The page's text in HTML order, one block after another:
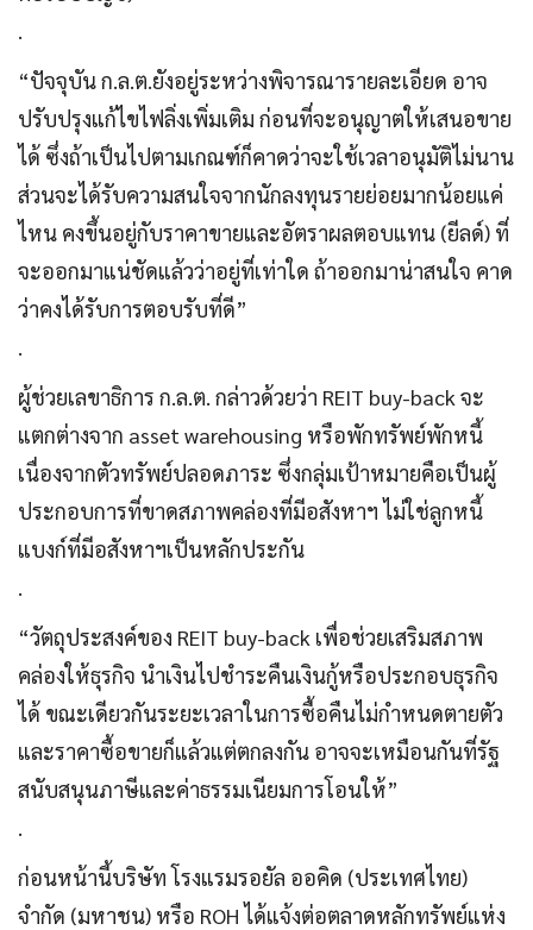
.
“ปัจจุบัน ก.ล.ต.ยังอยู่ระหว่างพิจารณารายละเอียด อาจ
ปรับปรุงแก้ไขไฟลิ่งเพิ่มเติม ก่อนที่จะอนุญาตให้เสนอขาย
ได้ ซึ่งถ้าเป็นไปตามเกณฑ์ก็คาดว่าจะใช้เวลาอนุมัติไม่นาน
ส่วนจะได้รับความสนใจจากนักลงทุนรายย่อยมากน้อยแค่
ไหน คงขึ้นอยู่กับราคาขายและอัตราผลตอบแทน (ยีลด์) ที่
จะออกมาแน่ชัดแล้วว่าอยู่ที่เท่าใด ถ้าออกมาน่าสนใจ คาด
ว่าคงได้รับการตอบรับที่ดี”
.
ผู้ช่วยเลขาธิการ ก.ล.ต. กล่าวด้วยว่า REIT buy-back จะ
แตกต่างจาก asset warehousing หรือพักทรัพย์พักหนี้
เนื่องจากตัวทรัพย์ปลอดภาระ ซึ่งกลุ่มเป้าหมายคือเป็นผู้
ประกอบการที่ขาดสภาพคล่องที่มีอสังหาฯ ไม่ใช่ลูกหนี้
แบงก์ที่มีอสังหาฯเป็นหลักประกัน
.
“วัตถุประสงค์ของ REIT buy-back เพื่อช่วยเสริมสภาพ
คล่องให้ธุรกิจ นำเงินไปชำระคืนเงินกู้หรือประกอบธุรกิจ
ได้ ขณะเดียวกันระยะเวลาในการซื้อคืนไม่กำหนดตายตัว
และราคาซื้อขายก็แล้วแต่ตกลงกัน อาจจะเหมือนกันที่รัฐ
สนับสนุนภาษีและค่าธรรมเนียมการโอนให้”
.
ก่อนหน้านี้บริษัท โรงแรมรอยัล ออคิด (ประเทศไทย)
จำกัด (มหาชน) หรือ ROH ได้แจ้งต่อตลาดหลักทรัพย์แห่ง